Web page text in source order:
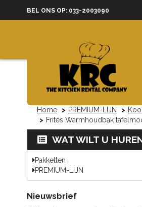
BEL ONS OP: 033-2003090
Home PREMIUM-LIJN
Frites Warmhoudbak
WAT WILT U
Pakketten
PREMIUM-LIJN
Nieuwsbrief